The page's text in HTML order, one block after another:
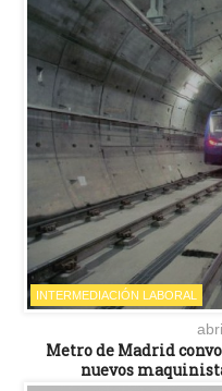
INTERMEDIACIÓN LABORAL
Metro de Madrid
nuevos